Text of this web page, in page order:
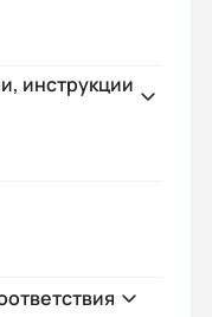
инструкции